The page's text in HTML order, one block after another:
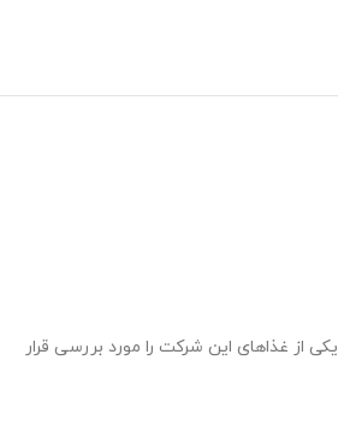
در ادامه ی این متن، یکی از غذاهای این شرکت را مورد بررسی قرار